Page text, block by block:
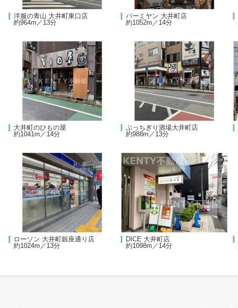
洋服の青山 大井町東口店
約964m／13分
バーミヤン 大井町店
約1052m／14分
大井町のひもの屋
約1041m／14分
ぶっちぎり酒場大井町店
約988m／13分
ローソン 大井町銀座通り店
約1024m／13分
DICE 大井町店
約1098m／14分